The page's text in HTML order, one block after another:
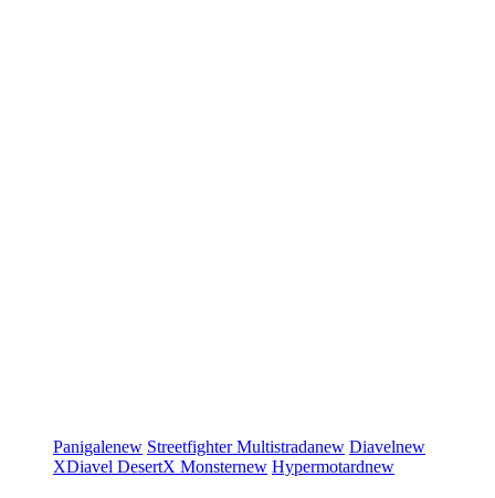
Panigalenew StreetfighterMultistradanew Diavelnew
XDiavel DesertX Monsternew Hypermotardnew